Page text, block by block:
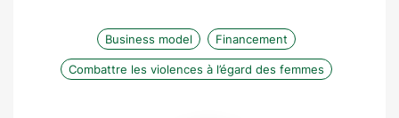
Business model Financement
Combattre les violences à l’égard des femmes